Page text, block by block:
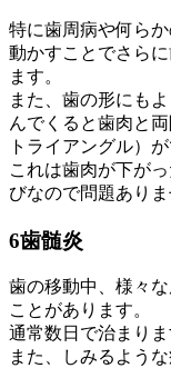
特に歯周病や何ら
動かすことでさら
ます。
また、歯の形にも
んでくると歯肉と
トライアングル）
これは歯肉が下が
びなので問題ありま
6歯髄炎
歯の移動中、様々
ことがあります。
通常数日で治まり
また、しみるよう